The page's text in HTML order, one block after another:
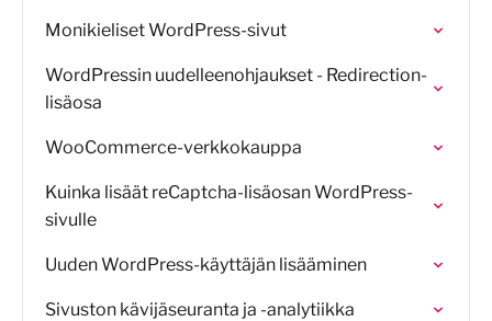
Monikieliset WordPress-sivut
WordPressin uudelleenohjaukset - Redirection-
lisäosa
WooCommerce-verkkokauppa
Kuinka lisäät reCaptcha-lisäosan WordPress-
sivulle
Uuden WordPress-käyttäjän lisääminen
Sivuston kävijäseuranta ja -analytiikka